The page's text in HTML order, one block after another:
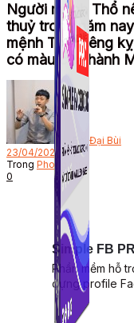
Simple FB
Phần mềm hỗ
dựng profile
Người mệnh Thổ
thuỷ trong năm
mệnh Thổ kiêng
có màu của hành
Đại Bùi
23/04/2024
Trong Phong thủy
0